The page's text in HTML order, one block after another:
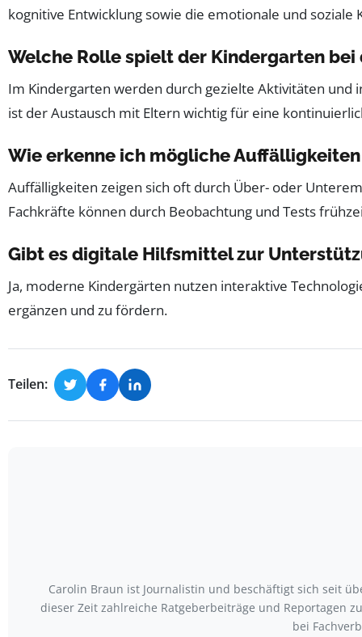
kognitive Entwicklung sowie die emotionale und soziale
Welche Rolle spielt der Kindergarten bei
Im Kindergarten werden durch gezielte Aktivitäten
ist der Austausch mit Eltern wichtig für eine
Wie erkenne ich mögliche
Auffälligkeiten zeigen sich oft durch Über- oder
Fachkräfte können durch Beobachtung und Tests
Gibt es digitale Hilfsmittel zur
Ja, moderne Kindergärten nutzen interaktive
ergänzen und zu fördern.
Teilen:
Carolin Braun ist Journalistin und beschäftigt sich seit
dieser Zeit zahlreiche Ratgeberbeiträge und Reportagen
bei